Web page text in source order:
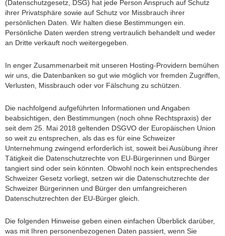
(Datenschutzgesetz, DSG) hat jede Person Anspruch auf Schutz
ihrer Privatsphäre sowie auf Schutz vor Missbrauch ihrer
persönlichen Daten. Wir halten diese Bestimmungen ein.
Persönliche Daten werden streng vertraulich behandelt und weder
an Dritte verkauft noch weitergegeben.
In enger Zusammenarbeit mit unseren Hosting-Providern bemühen
wir uns, die Datenbanken so gut wie möglich vor fremden Zugriffen,
Verlusten, Missbrauch oder vor Fälschung zu schützen.
Die nachfolgend aufgeführten Informationen und Angaben
beabsichtigen, den Bestimmungen (noch ohne Rechtspraxis) der
seit dem 25. Mai 2018 geltenden DSGVO der Europäischen Union
so weit zu entsprechen, als das es für eine Schweizer
Unternehmung zwingend erforderlich ist, soweit bei Ausübung ihrer
Tätigkeit die Datenschutzrechte von EU-Bürgerinnen und Bürger
tangiert sind oder sein könnten. Obwohl noch kein entsprechendes
Schweizer Gesetz vorliegt, setzen wir die Datenschutzrechte der
Schweizer Bürgerinnen und Bürger den umfangreicheren
Datenschutzrechten der EU-Bürger gleich.
Die folgenden Hinweise geben einen einfachen Überblick darüber,
was mit Ihren personenbezogenen Daten passiert, wenn Sie